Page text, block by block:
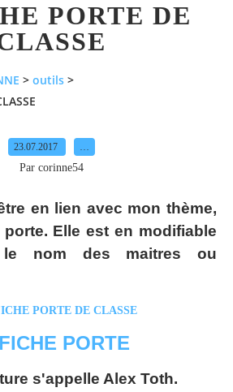
PORTE DE
> outils >
23.07.2017
Par corinne54
en lien avec mon thème,
Elle est en modifiable
le nom des maitres ou
PORTE
s'appelle Alex Toth.